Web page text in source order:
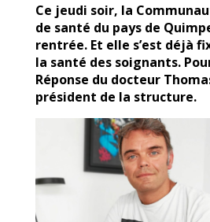
Ce jeudi soir, la
de santé du pays de
rentrée. Et elle s’est déjà
la santé des soignants.
Réponse du docteur
président de la structure.